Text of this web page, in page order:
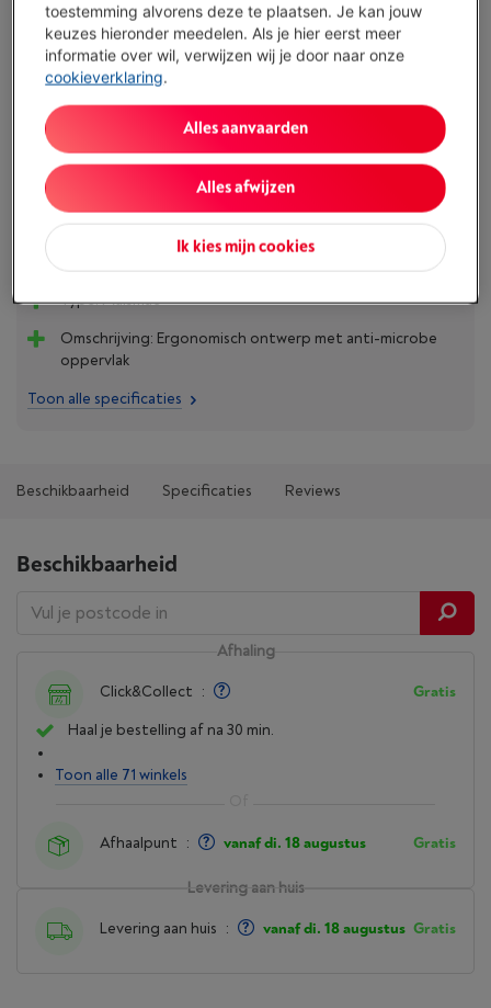
Beperkt beschikbaar -Bekijk voorraad
€ 17,99
Koop nu
Vergelijken
Troeven
Type: Muismat
Omschrijving: Ergonomisch ontwerp met anti-microbe
oppervlak
Toon alle specificaties
Beschikbaarheid Specificaties Reviews
Beschikbaarheid
Levering aan huis
Levering aan huis : vanaf di. 18 augustus Gratis
Afhaling
Click&Collect : Gratis
Haal je bestelling af na 30 min.
Toon alle 71 winkels
Afhaalpunt : vanaf di. 18 augustus Gratis
toestemming alvorens deze te plaatsen. Je kan jouw
keuzes hieronder meedelen. Als je hier eerst meer
informatie over wil, verwijzen wij je door naar onze
cookieverklaring.
Ik kies mijn cookies
Alles afwijzen
Alles aanvaarden